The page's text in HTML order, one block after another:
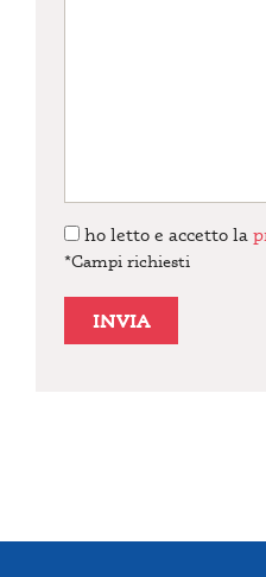
ho letto e accetto la
*Campi richiesti